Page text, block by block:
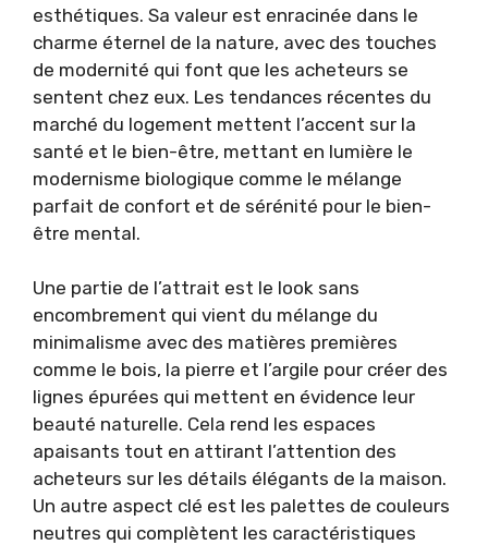
esthétiques. Sa valeur est enracinée dans le
charme éternel de la nature, avec des touches
de modernité qui font que les acheteurs se
sentent chez eux. Les tendances récentes du
marché du logement mettent l’accent sur la
santé et le bien-être, mettant en lumière le
modernisme biologique comme le mélange
parfait de confort et de sérénité pour le bien-
être mental.
Une partie de l’attrait est le look sans
encombrement qui vient du mélange du
minimalisme avec des matières premières
comme le bois, la pierre et l’argile pour créer des
lignes épurées qui mettent en évidence leur
beauté naturelle. Cela rend les espaces
apaisants tout en attirant l’attention des
acheteurs sur les détails élégants de la maison.
Un autre aspect clé est les palettes de couleurs
neutres qui complètent les caractéristiques